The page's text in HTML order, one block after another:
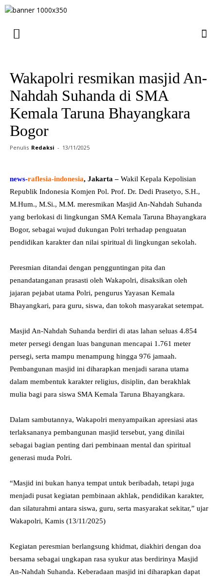
Wakapolri resmikan masjid An-
Nahdah Suhanda di SMA
Kemala Taruna Bhayangkara
Bogor
Penulis Redaksi - 13/11/2025
news-raflesia-indonesia, Jakarta – Wakil Kepala Kepolisian
Republik Indonesia Komjen Pol. Prof. Dr. Dedi Prasetyo, S.H.,
M.Hum., M.Si., M.M. meresmikan Masjid An-Nahdah Suhanda
yang berlokasi di lingkungan SMA Kemala Taruna Bhayangkara
Bogor, sebagai wujud dukungan Polri terhadap penguatan
pendidikan karakter dan nilai spiritual di lingkungan sekolah.
Peresmian ditandai dengan pengguntingan pita dan
penandatanganan prasasti oleh Wakapolri, disaksikan oleh
jajaran pejabat utama Polri, pengurus Yayasan Kemala
Bhayangkari, para guru, siswa, dan tokoh masyarakat setempat.
Masjid An-Nahdah Suhanda berdiri di atas lahan seluas 4.854
meter persegi dengan luas bangunan mencapai 1.761 meter
persegi, serta mampu menampung hingga 976 jamaah.
Pembangunan masjid ini diharapkan menjadi sarana utama
dalam membentuk karakter religius, disiplin, dan berakhlak
mulia bagi para siswa SMA Kemala Taruna Bhayangkara.
Dalam sambutannya, Wakapolri menyampaikan apresiasi atas
terlaksananya pembangunan masjid tersebut, yang dinilai
sebagai bagian penting dari pembinaan mental dan spiritual
generasi muda Polri.
“Masjid ini bukan hanya tempat untuk beribadah, tetapi juga
menjadi pusat kegiatan pembinaan akhlak, pendidikan karakter,
dan silaturahmi antara siswa, guru, serta masyarakat sekitar,” ujar
Wakapolri, Kamis (13/11/2025)
Kegiatan peresmian berlangsung khidmat, diakhiri dengan doa
bersama sebagai ungkapan rasa syukur atas berdirinya Masjid
An-Nahdah Suhanda. Keberadaan masjid ini diharapkan dapat